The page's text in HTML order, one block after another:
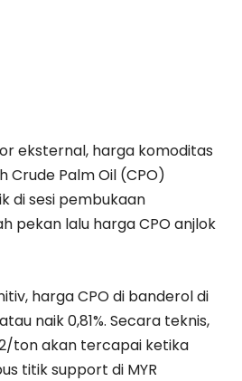
eksternal, harga komoditas
Crude Palm Oil (CPO)
di sesi pembukaan
pekan lalu harga CPO anjlok
harga CPO di banderol di
naik 0,81%. Secara teknis,
ton akan tercapai ketika
titik support di MYR